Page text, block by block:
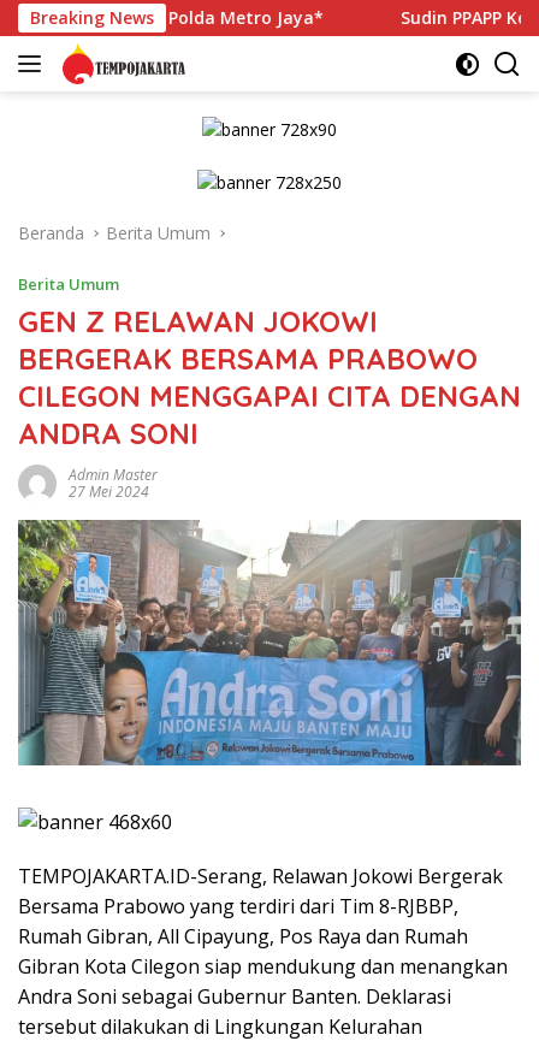
Langsung
ke
konten
Breaking News
Polda Metro Jaya* Sudin PPAPP Kepulauan Seribu
Beranda Berita Umum
Berita Umum
GEN Z RELAWAN JOKOWI
BERGERAK BERSAMA PRABOWO
CILEGON MENGGAPAI CITA DENGAN
ANDRA SONI
Admin Master
27 Mei 2024
TEMPOJAKARTA.ID-Serang, Relawan Jokowi Bergerak
Bersama Prabowo yang terdiri dari Tim 8-RJBBP,
Rumah Gibran, All Cipayung, Pos Raya dan Rumah
Gibran Kota Cilegon siap mendukung dan menangkan
Andra Soni sebagai Gubernur Banten. Deklarasi
tersebut dilakukan di Lingkungan Kelurahan